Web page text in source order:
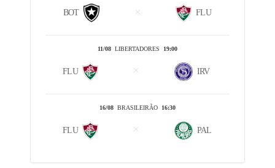
BOT FLU
11/08LIBERTADORES 19:00
FLU IRV
16/08BRASILEIRÃO 16:30
FLU PAL